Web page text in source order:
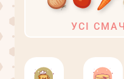
УСІ